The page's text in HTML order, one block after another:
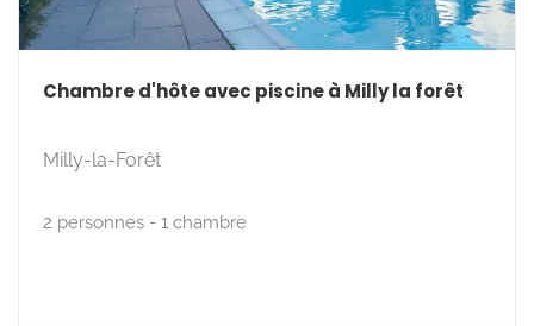
Chambre d'hôte avec piscine à Milly la forêt
Milly-la-Forêt
2 personnes - 1 chambre